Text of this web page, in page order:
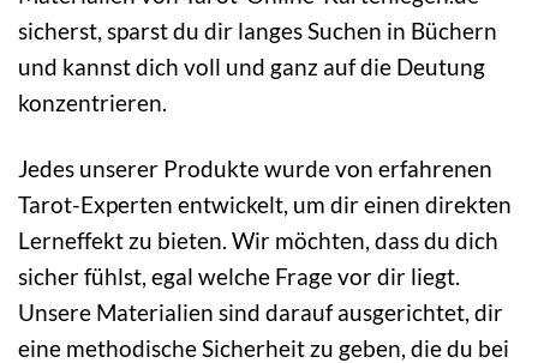
sicherst, sparst du dir langes Suchen in Büchern
und kannst dich voll und ganz auf die Deutung
konzentrieren.
Jedes unserer Produkte wurde von erfahrenen
Tarot-Experten entwickelt, um dir einen direkten
Lerneffekt zu bieten. Wir möchten, dass du dich
sicher fühlst, egal welche Frage vor dir liegt.
Unsere Materialien sind darauf ausgerichtet, dir
eine methodische Sicherheit zu geben, die du bei